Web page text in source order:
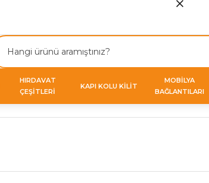
HIRDAVAT
ÇEŞİTLERİ
KAPI KOLU KİLİT
MOBİLYA
BAĞLANTILARI